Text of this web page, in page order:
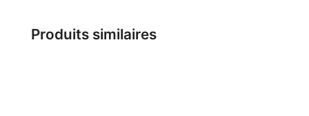
Produits similaires